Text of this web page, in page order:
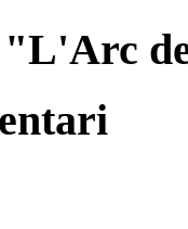
"L'Arc